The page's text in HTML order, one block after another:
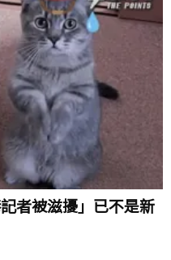
者被滋擾」已不是新